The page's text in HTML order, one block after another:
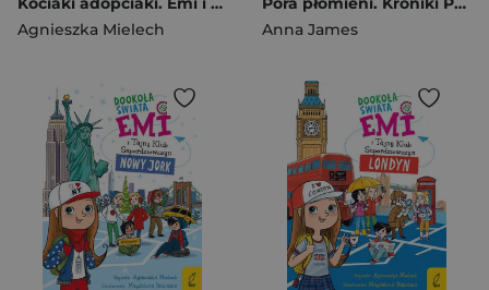
Agnieszka Mielech
Anna James